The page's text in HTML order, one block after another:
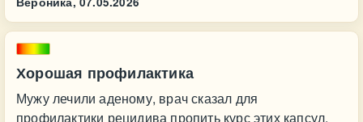
Хорошая профилактика
Мужу лечили аденому, врач сказал для
профилактики рецидива пропить курс этих капсул.